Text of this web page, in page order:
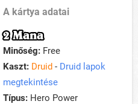
A kártya adatai
2 Mana
Minőség: Free
Kaszt: Druid - Druid lapok
megtekintése
Típus: Hero Power